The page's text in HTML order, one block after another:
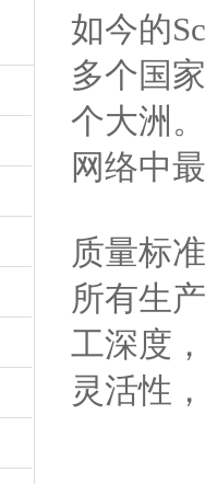
如今的
多个国
个大洲
网络中
质量标
所有生
工深度
灵活性